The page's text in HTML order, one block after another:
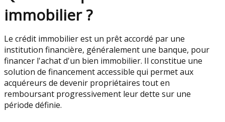
immobilier ?
Le crédit immobilier est un prêt accordé par une
institution financière, généralement une banque, pour
financer l'achat d'un bien immobilier. Il constitue une
solution de financement accessible qui permet aux
acquéreurs de devenir propriétaires tout en
remboursant progressivement leur dette sur une
période définie.